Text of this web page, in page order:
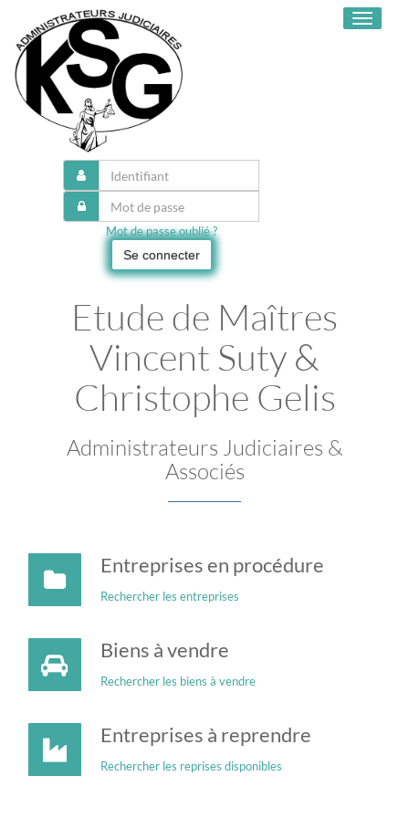
Toggle
Mot de passe oublié ?
Se connecter
Etude de Maîtres
Vincent Suty &
Christophe Gelis
Administrateurs Judiciaires &
Associés
Entreprises en procédure
Rechercher les entreprises
Biens à vendre
Rechercher les biens à vendre
Entreprises à reprendre
Rechercher les reprises disponibles